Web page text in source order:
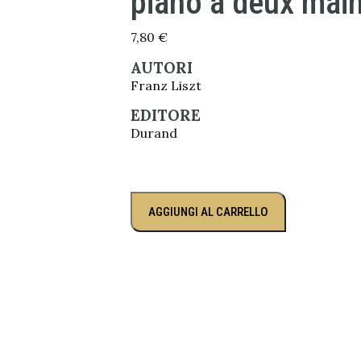
7,80 €
AUTORI
Franz Liszt
EDITORE
Durand
AGGIUNGI AL CARRELLO